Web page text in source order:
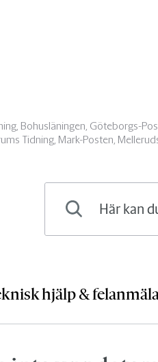
Bohusläningen, Göteborgs-
Tidning, Mark-Posten,